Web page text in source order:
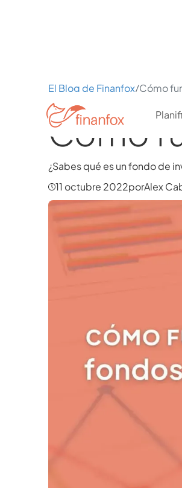
El Blog de Finanfox/Cómo
Cómo
¿Sabes qué es un fondo de
11 octubre 2022porAlex